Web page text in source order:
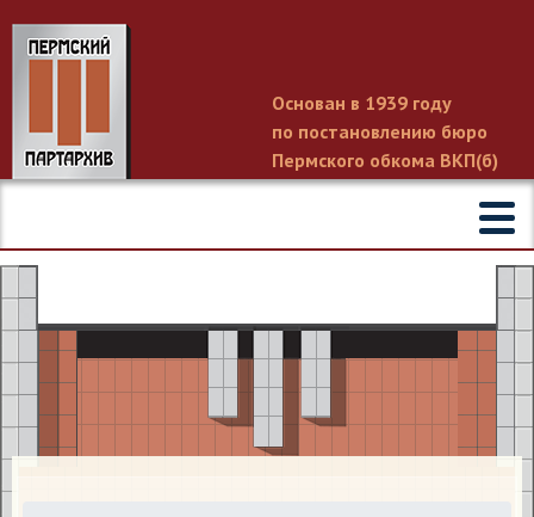
Основан в 1939 году
по постановлению бюро
Пермского обкома ВКП(б)